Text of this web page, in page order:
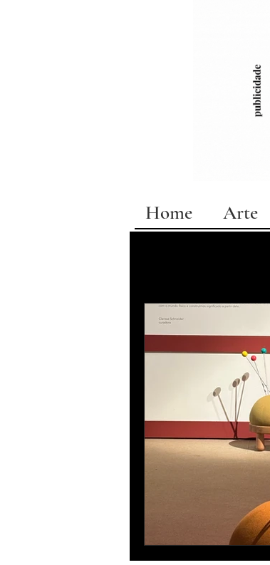
Home Arte
design